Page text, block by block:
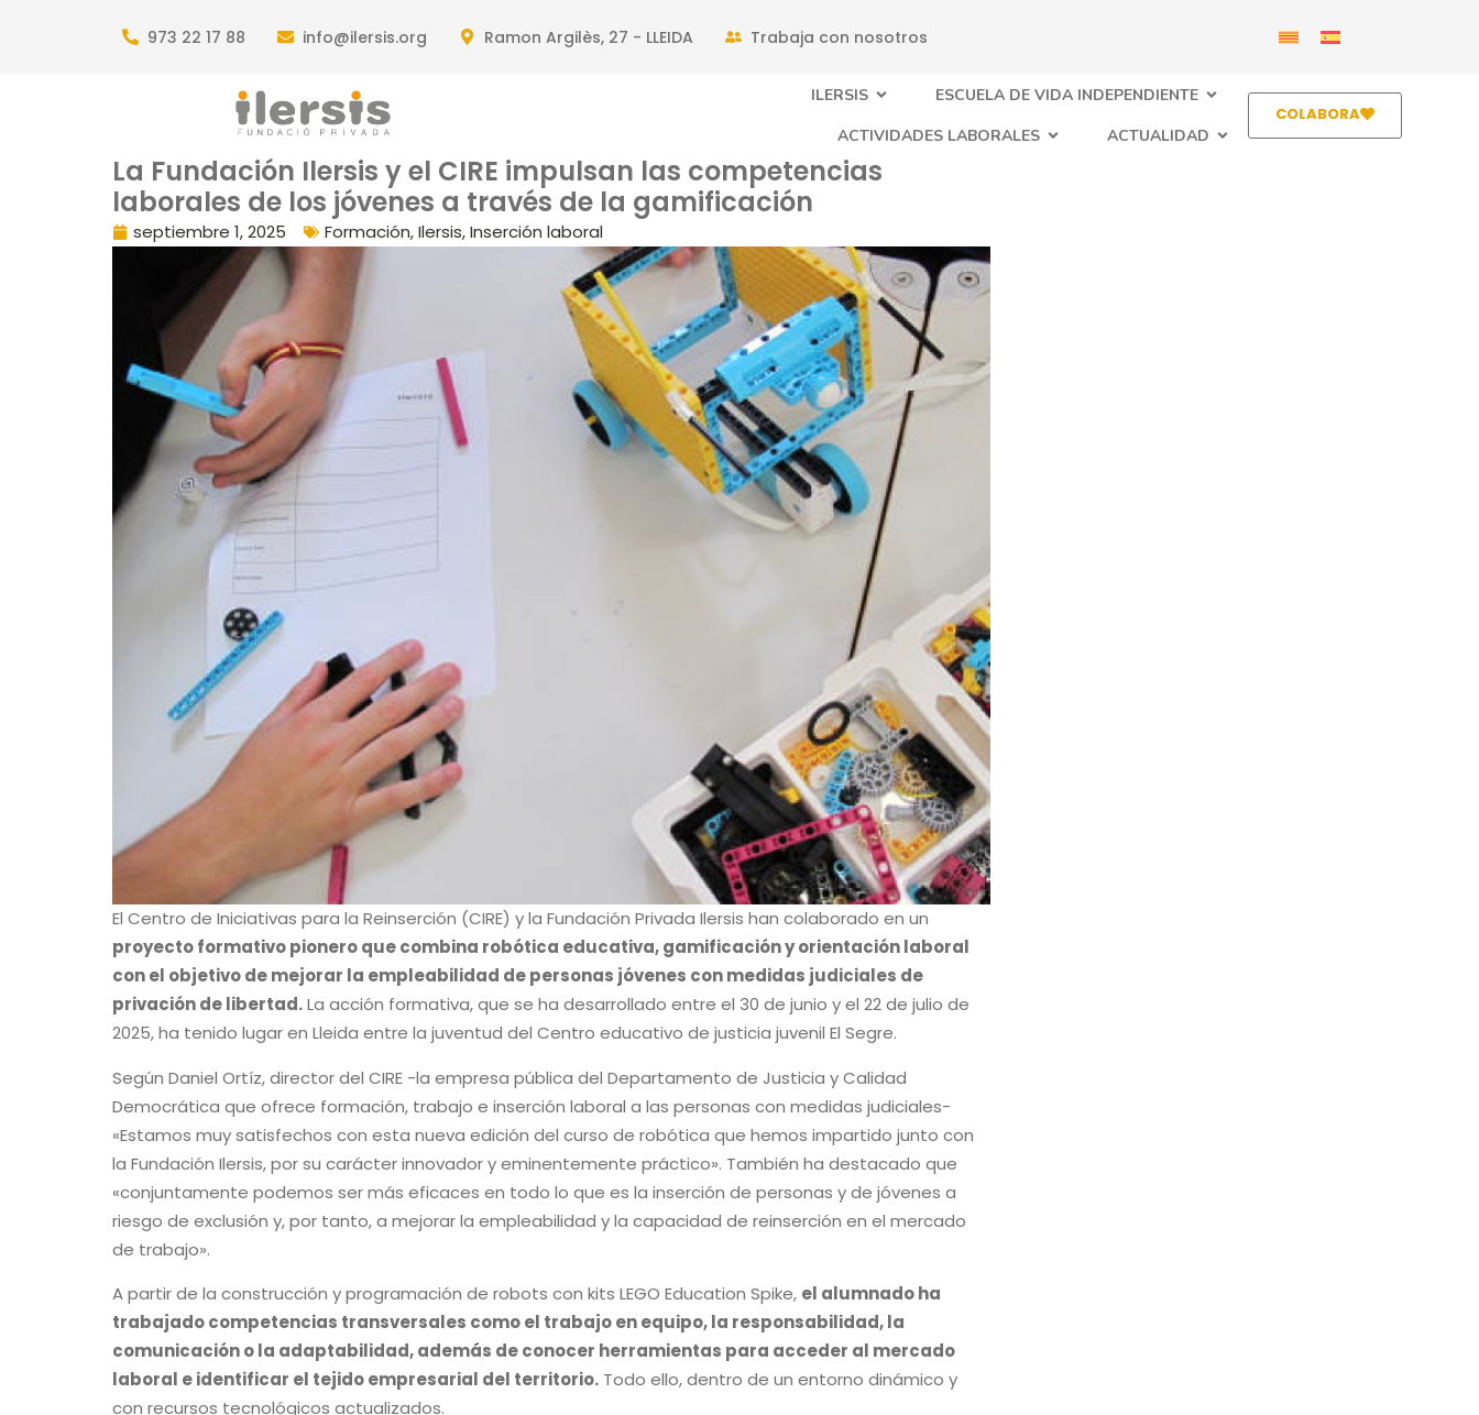
973 22 17 88 info@ilersis.org Ramon Argilès, 27 - LLEIDA Trabaja con nosotros
ILERSIS
ESCUELA DE VIDA INDEPENDIENTE
ACTIVIDADES LABORALES
ACTUALIDAD
COLABORA
La Fundación Ilersis y el CIRE impulsan las competencias
laborales de los jóvenes a través de la gamificación
septiembre 1, 2025 Formación,Ilersis,Inserción laboral
El Centro de Iniciativas para la Reinserción (CIRE) y la Fundación Privada Ilersis han colaborado en un
proyecto formativo pionero que combina robótica educativa, gamificación y orientación laboral
con el objetivo de mejorar la empleabilidad de personas jóvenes con medidas judiciales de
privación de libertad.La acción formativa, que se ha desarrollado entre el 30 de junio y el 22 de julio de
2025, ha tenido lugar en Lleida entre la juventud del Centro educativo de justicia juvenil El Segre.
Según Daniel Ortíz, director del CIRE -la empresa pública del Departamento de Justicia y Calidad
Democrática que ofrece formación, trabajo e inserción laboral a las personas con medidas judiciales-
«Estamos muy satisfechos con esta nueva edición del curso de robótica que hemos impartido junto con
la Fundación Ilersis, por su carácter innovador y eminentemente práctico». También ha destacado que
«conjuntamente podemos ser más eficaces en todo lo que es la inserción de personas y de jóvenes a
riesgo de exclusión y, por tanto, a mejorar la empleabilidad y la capacidad de reinserción en el mercado
de trabajo».
A partir de la construcción y programación de robots con kits LEGO Education Spike, el alumnado ha
trabajado competencias transversales como el trabajo en equipo, la responsabilidad, la
comunicación o la adaptabilidad, además de conocer herramientas para acceder al mercado
laboral e identificar el tejido empresarial del territorio. Todo ello, dentro de un entorno dinámico y
con recursos tecnológicos actualizados.